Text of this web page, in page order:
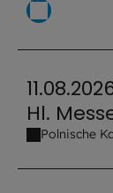
Hl.
Polnische